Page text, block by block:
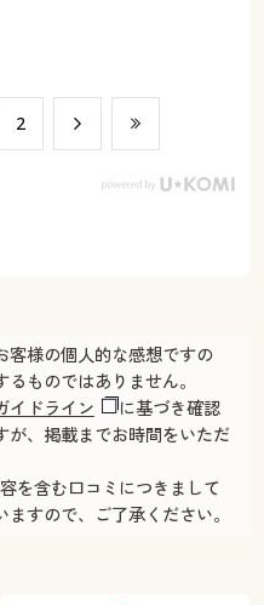
​2
様の個人的な感想ですの
ものではありません。
イドライン
に基づき確認
が、掲載までお時間をいただ
を含む口コミにつきまして
すので、ご了承ください。